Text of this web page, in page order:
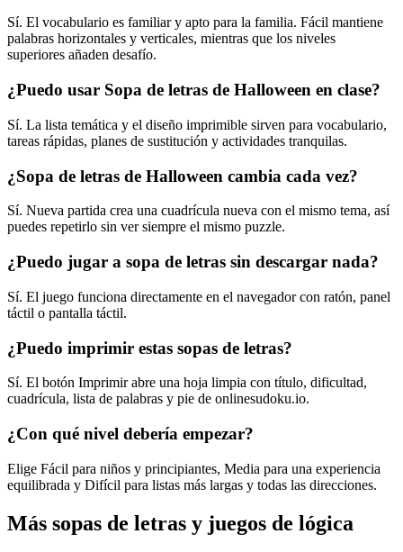
Sí. El vocabulario es familiar y apto para la familia. Fácil mantiene
palabras horizontales y verticales, mientras que los niveles
superiores añaden desafío.
¿Puedo usar Sopa de letras de Halloween en clase?
Sí. La lista temática y el diseño imprimible sirven para vocabulario,
tareas rápidas, planes de sustitución y actividades tranquilas.
¿Sopa de letras de Halloween cambia cada vez?
Sí. Nueva partida crea una cuadrícula nueva con el mismo tema, así
puedes repetirlo sin ver siempre el mismo puzzle.
¿Puedo jugar a sopa de letras sin descargar nada?
Sí. El juego funciona directamente en el navegador con ratón, panel
táctil o pantalla táctil.
¿Puedo imprimir estas sopas de letras?
Sí. El botón Imprimir abre una hoja limpia con título, dificultad,
cuadrícula, lista de palabras y pie de onlinesudoku.io.
¿Con qué nivel debería empezar?
Elige Fácil para niños y principiantes, Media para una experiencia
equilibrada y Difícil para listas más largas y todas las direcciones.
Más sopas de letras y juegos de lógica